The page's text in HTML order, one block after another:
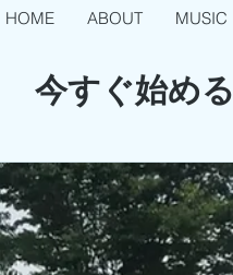
HOME ABOUT MUSIC
今すぐ始める